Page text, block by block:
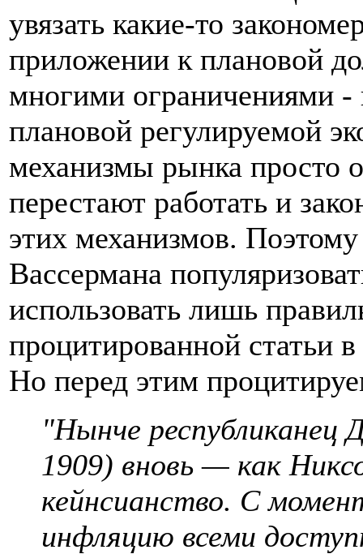
увязать какие-то
приложении к плановой
многими ограничениями -
плановой регулируемой
механизмы рынка просто
перестают работать и
этих механизмов.
Вассермана
использовать лишь
процитированной статьи
Но перед этим
"Нынче
1909) вновь — как
кейнсианство. С
инфляцию всеми